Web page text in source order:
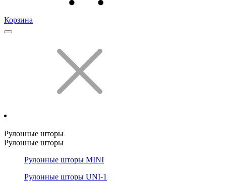
Корзина
Рулонные шторы
Рулонные шторы
Рулонные шторы MINI
Рулонные шторы UNI-1